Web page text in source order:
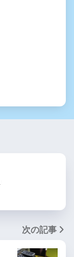
次の記事